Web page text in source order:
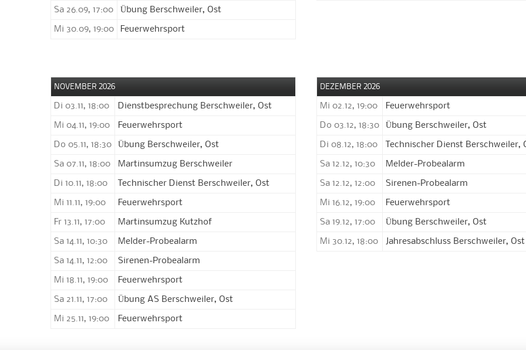
Sa 26.09, 17:00 Übung Berschweiler, Ost
Mi 30.09, 19:00 Feuerwehrsport
NOVEMBER 2026
Di 03.11, 18:00 Dienstbesprechung Berschweiler, Ost
Mi 04.11, 19:00 Feuerwehrsport
Do 05.11, 18:30 Übung Berschweiler, Ost
Sa 07.11, 18:00 Martinsumzug Berschweiler
Di 10.11, 18:00 Technischer Dienst Berschweiler, Ost
Mi 11.11, 19:00 Feuerwehrsport
Fr 13.11, 17:00 Martinsumzug Kutzhof
Sa 14.11, 10:30 Melder-Probealarm
Sa 14.11, 12:00 Sirenen-Probealarm
Mi 18.11, 19:00 Feuerwehrsport
Sa 21.11, 17:00 Übung AS Berschweiler, Ost
Mi 25.11, 19:00 Feuerwehrsport
DEZEMBER 2026
Mi 02.12, 19:00 Feuerwehrsport
Do 03.12, 18:30 Übung Berschweiler, Ost
Di 08.12, 18:00 Technischer Dienst Berschweiler,
Sa 12.12, 10:30 Melder-Probealarm
Sa 12.12, 12:00 Sirenen-Probealarm
Mi 16.12, 19:00 Feuerwehrsport
Sa 19.12, 17:00 Übung Berschweiler, Ost
Mi 30.12, 18:00 Jahresabschluss Berschweiler, Ost